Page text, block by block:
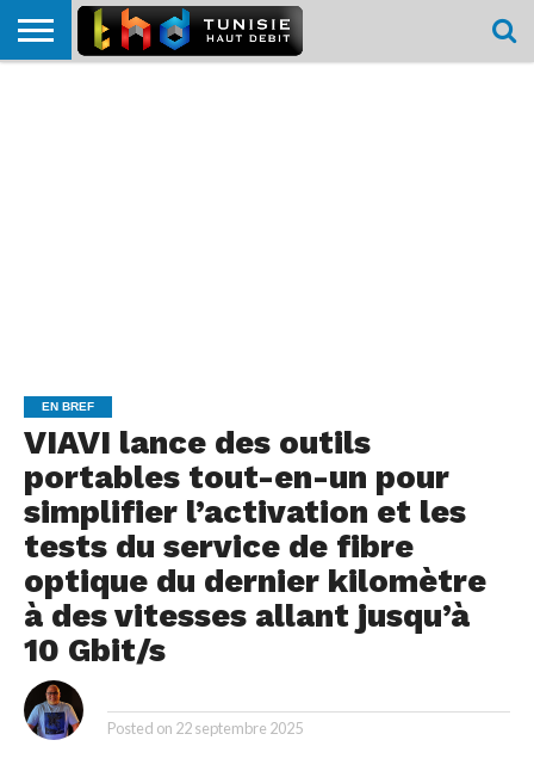
EN BREF
VIAVI lance des outils
portables tout-en-un pour
simplifier l’activation et les
tests du service de fibre
optique du dernier kilomètre
à des vitesses allant jusqu’à
10 Gbit/s
Posted on 22 septembre 2025